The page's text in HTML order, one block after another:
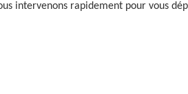
intervenons rapidement pour vous